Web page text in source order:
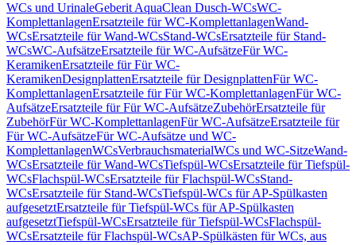
WCs und UrinaleGeberit AquaClean Dusch-WCsWC-
KomplettanlagenErsatzteile für WC-KomplettanlagenWand-
WCsErsatzteile für Wand-WCsStand-WCsErsatzteile für Stand-
WCsWC-AufsätzeErsatzteile für WC-AufsätzeFür WC-
KeramikenErsatzteile für Für WC-
KeramikenDesignplattenErsatzteile für DesignplattenFür WC-
KomplettanlagenErsatzteile für Für WC-KomplettanlagenFür WC-
AufsätzeErsatzteile für Für WC-AufsätzeZubehörErsatzteile für
ZubehörFür WC-KomplettanlagenFür WC-AufsätzeErsatzteile für
Für WC-AufsätzeFür WC-Aufsätze und WC-
KomplettanlagenWCsVerbrauchsmaterialWCs und WC-SitzeWand-
WCsErsatzteile für Wand-WCsTiefspül-WCsErsatzteile für Tiefspül-
WCsFlachspül-WCsErsatzteile für Flachspül-WCsStand-
WCsErsatzteile für Stand-WCsTiefspül-WCs für AP-Spülkasten
aufgesetztErsatzteile für Tiefspül-WCs für AP-Spülkasten
aufgesetztTiefspül-WCsErsatzteile für Tiefspül-WCsFlachspül-
WCsErsatzteile für Flachspül-WCsAP-Spülkästen für WCs, aus